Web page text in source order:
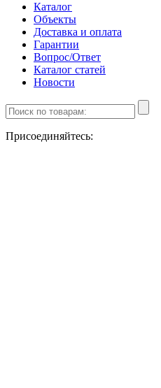
Каталог
Объекты
Доставка и оплата
Гарантии
Вопрос/Ответ
Каталог статей
Новости
Присоединяйтесь: